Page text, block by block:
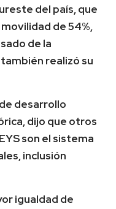
del país, que
de 54%,
de la
realizó su
desarrollo
dijo que otros
son el sistema
inclusión
igualdad de